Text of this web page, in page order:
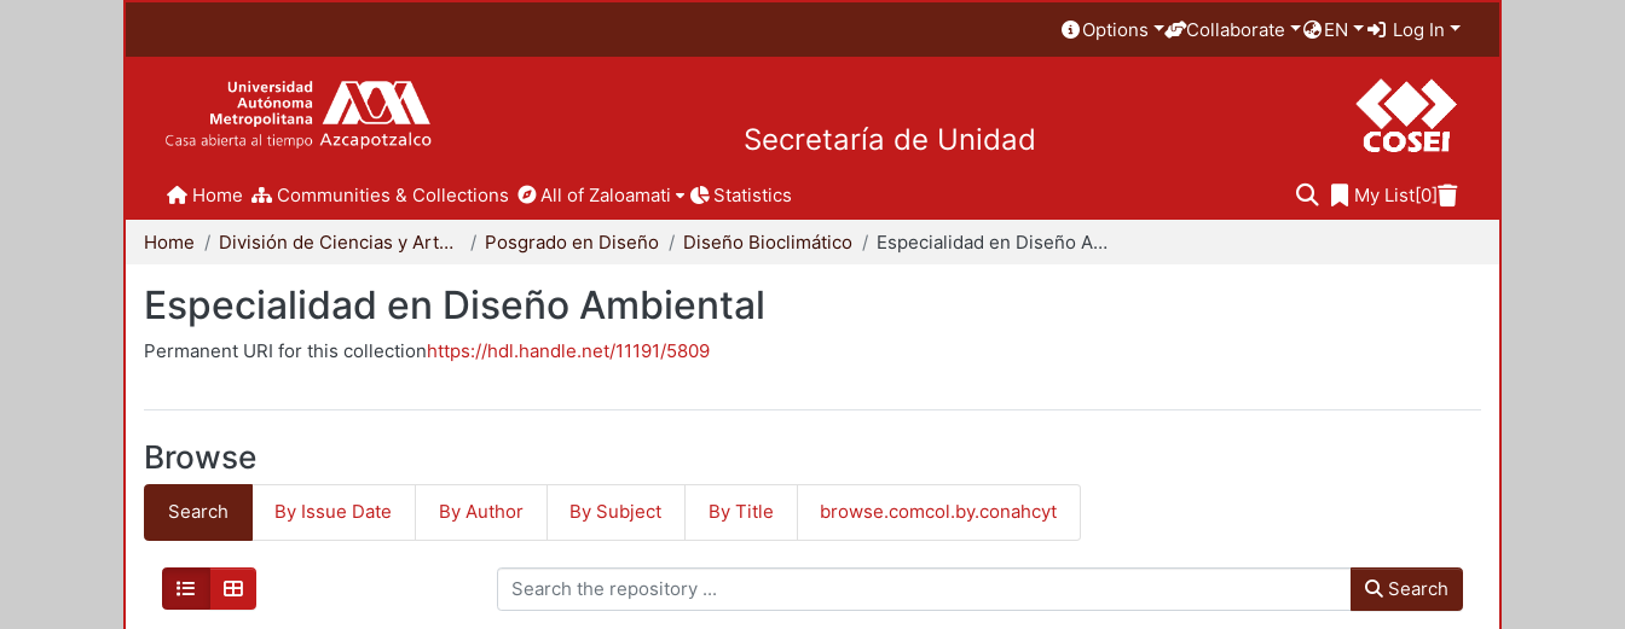
Options Collaborate EN Log In
Secretaría de Unidad
Home Communities & Collections All of Zaloamati Statistics My List[0]
Home División de Ciencias y Artes para el Diseño Posgrado en Diseño Diseño Bioclimático Especialidad en Diseño Ambiental
Especialidad en Diseño Ambiental
Permanent URI for this collectionhttps://hdl.handle.net/11191/5809
Browse
Search By Issue Date By Author By Subject By Title browse.comcol.by.conahcyt
Search